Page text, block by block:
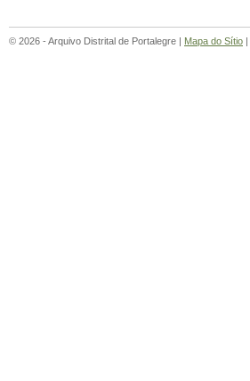
© 2026 - Arquivo Distrital de Portalegre | Mapa do Sítio